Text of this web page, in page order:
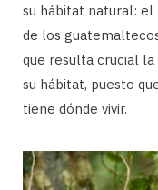
su hábitat natural: el
de los
que resulta crucial
su hábitat, puesto
tiene dónde vivir.